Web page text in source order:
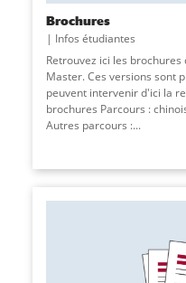
Brochures
Infos étudiantes
Retrouvez ici les
Master. Ces versions sont
peuvent intervenir d'ici la
brochures Parcours :
Autres parcours :...